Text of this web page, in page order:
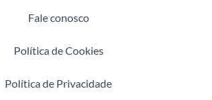
Fale conosco
Política de Cookies
Política de Privacidade